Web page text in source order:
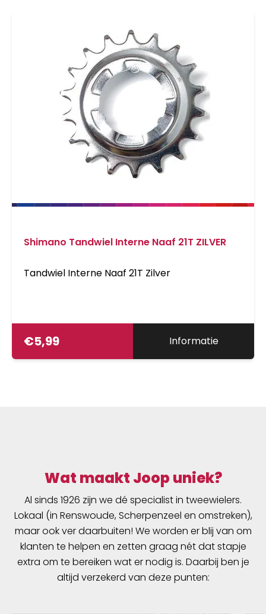
Shimano Tandwiel Interne Naaf 21T ZILVER
Tandwiel Interne Naaf 21T Zilver
€5,99 Informatie
Wat maakt Joop uniek?
Al sinds 1926 zijn we dé specialist in tweewielers.
Lokaal (in Renswoude, Scherpenzeel en omstreken),
maar ook ver daarbuiten! We worden er blij van om
klanten te helpen en zetten graag nét dat stapje
extra om te bereiken wat er nodig is. Daarbij ben je
altijd verzekerd van deze punten: